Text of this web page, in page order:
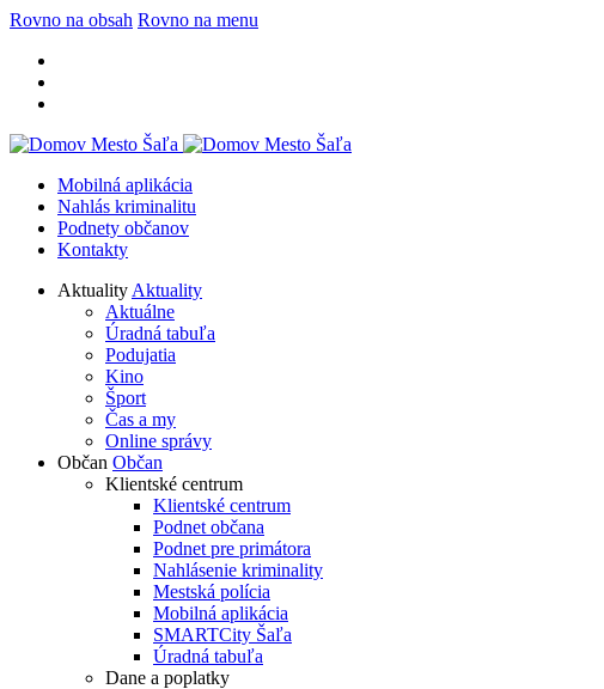
Rovno na obsah Rovno na menu
Mobilná aplikácia
Nahlás kriminalitu
Podnety občanov
Kontakty
Aktuality Aktuality
Aktuálne
Úradná tabuľa
Podujatia
Kino
Šport
Čas a my
Online správy
Občan Občan
Klientské centrum
Klientské centrum
Podnet občana
Podnet pre primátora
Nahlásenie kriminality
Mestská polícia
Mobilná aplikácia
SMARTCity Šaľa
Úradná tabuľa
Dane a poplatky